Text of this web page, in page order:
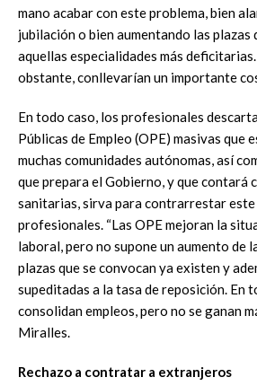
mano acabar con este problema, bien
jubilación o bien aumentando las
aquellas especialidades más
obstante, conllevarían un importante
En todo caso, los profesionales
Públicas de Empleo (OPE) masivas que
muchas comunidades autónomas, así
que prepara el Gobierno, y que contará
sanitarias, sirva para contrarrestar
profesionales. “Las OPE mejoran la
laboral, pero no supone un aumento de
plazas que se convocan ya existen y
supeditadas a la tasa de reposición. En
consolidan empleos, pero no se ganan
Miralles.
Rechazo a contratar a extranjeros